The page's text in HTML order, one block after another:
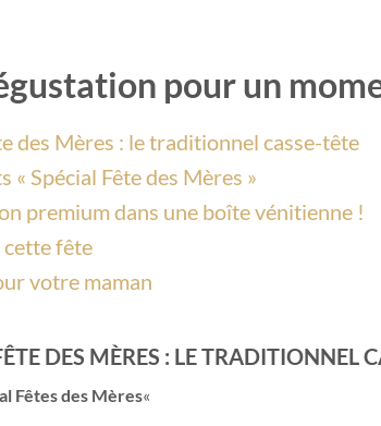
pour un
des Mères : le traditionnel casse-tête
« Spécial Fête des Mères »
premium dans une boîte vénitienne !
fête
votre maman
DES MÈRES : LE TRADITIONNEL
Fêtes des Mères«